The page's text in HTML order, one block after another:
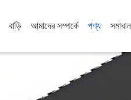
বাড়ি আমাদের সম্পর্কে পণ্য সমাধান